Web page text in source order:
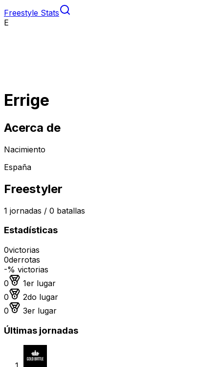
Freestyle Stats
E
Errige
Acerca de
Nacimiento
España
Freestyler
1 jornadas / 0 batallas
Estadísticas
0victorias
0derrotas
-% victorias
0
Medalla de oro
1er lugar
0
Medalla de plata
2do lugar
0
Medalla de bronce
3er lugar
Últimas jornadas